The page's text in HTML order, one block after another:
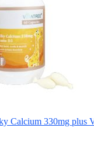
hàng.
Calcium 330mg plus